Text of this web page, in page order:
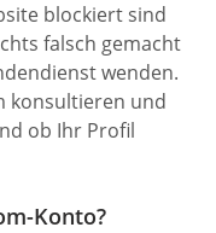
blockiert sind
falsch gemacht
wenden.
konsultieren und
ob Ihr Profil
Konto?